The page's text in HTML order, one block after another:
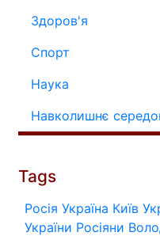
Здоров'я
Спорт
Наука
Навколишнє
Tags
Росія Україна Київ
України Росіяни